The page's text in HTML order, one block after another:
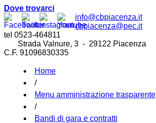
Dove trovarci
info@cbpiacenza.it
cbpiacenza@pec.it
tel 0523-464811
Strada Valnure, 3 - 29122 Piacenza
C.F. 91096830335
Home
/
Menu amministrazione trasparente
/
Bandi di gara e contratti